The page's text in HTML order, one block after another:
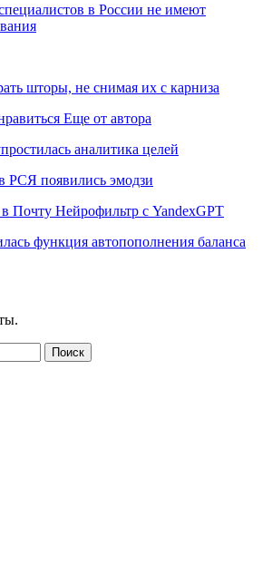
в России не имеют
шторы, не снимая их с карниза
Еще от автора
аналитика целей
РСЯ появились эмодзи
Почту Нейрофильтр с YandexGPT
функция автопополнения баланса